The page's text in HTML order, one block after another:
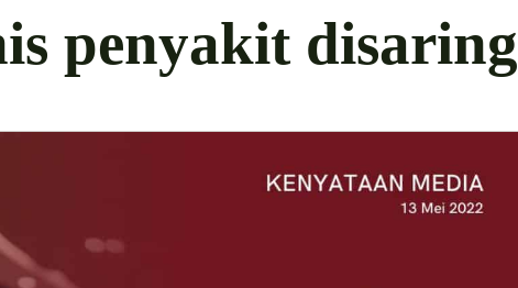
penyakit disaring